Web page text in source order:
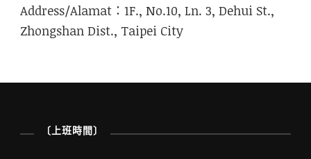
Address/Alamat：1F., No.10, Ln. 3, Dehui St.,
Zhongshan Dist., Taipei City
〔上班時間〕